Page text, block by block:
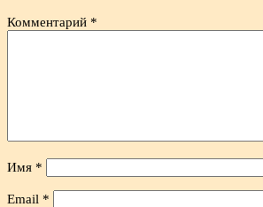
Комментарий *
Имя *
Email *